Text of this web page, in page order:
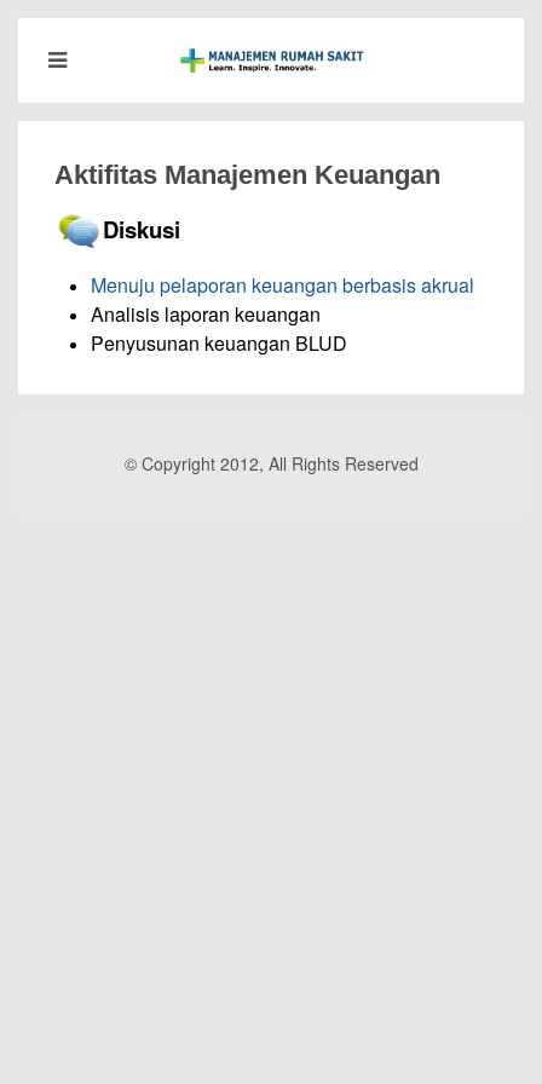
Aktifitas Manajemen Keuangan
Diskusi
Menuju pelaporan keuangan berbasis akrual
Analisis laporan keuangan
Penyusunan keuangan BLUD
© Copyright 2012, All Rights Reserved